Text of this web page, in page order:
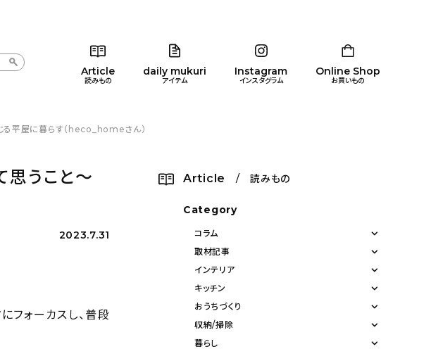
Article
読みもの
daily mukuri
アイテム
Instagram
インスタグラム
Online Shop
お買いもの
コラム インテリア
る平屋に暮らす（heco_homeさん）
思うこと〜
2023.7.31
フォーカスし、普段
Article / 読みもの
Category
コラム
取材記事
インテリア
キッチン
おうちづくり
収納/掃除
暮らし